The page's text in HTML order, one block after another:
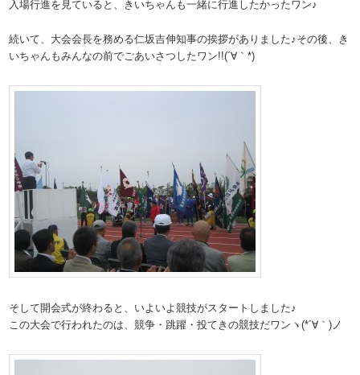
入場行進を見ていると、きいちゃんも一緒に行進したかったワン♪
続いて、大会会長を務める仁坂吉伸知事の挨拶がありました♪その後、き
いちゃんもみんなの前でごあいさつしたワン!!(´∀｀*)
そして開会式が終わると、いよいよ競技がスタートしました♪
この大会で行われたのは、競争・跳躍・投てきの競技だワンヽ(*´∀｀)ノ